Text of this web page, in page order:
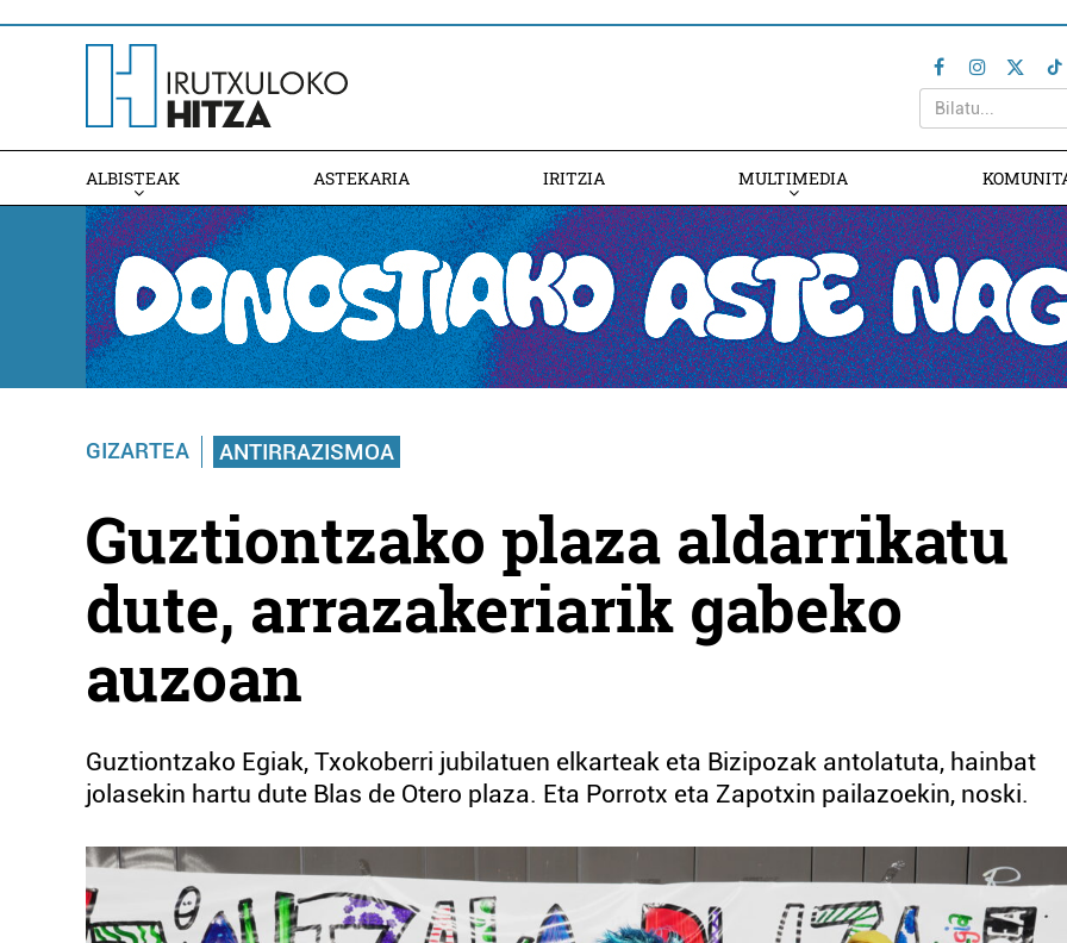
ALBISTEAK ASTEKARIA IRITZIA MULTIMEDIA
GIZARTEA ANTIRRAZISMOA
Guztiontzako plaza aldarrikatu
dute, arrazakeriarik gabeko
auzoan
Guztiontzako Egiak, Txokoberri jubilatuen elkarteak eta Bizipozak antolatuta, hainbat
jolasekin hartu dute Blas de Otero plaza. Eta Porrotx eta Zapotxin pailazoekin, noski.